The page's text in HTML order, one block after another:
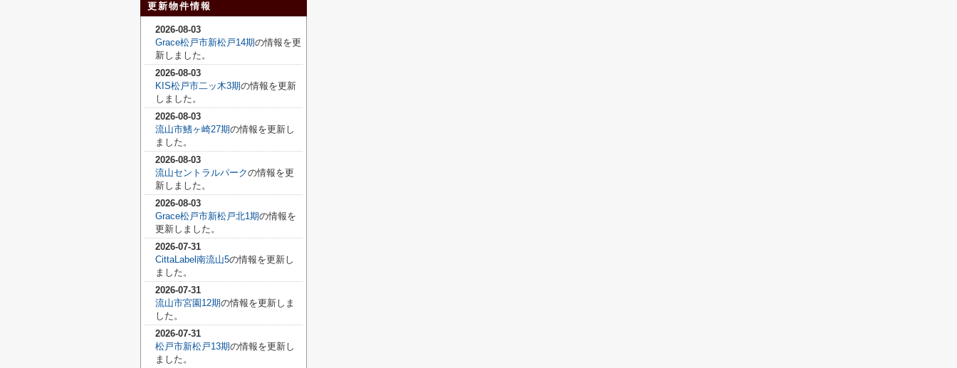
更新物件情報
2026-08-03
Grace松戸市新松戸14期の情報を更
新しました。
2026-08-03
KIS松戸市二ッ木3期の情報を更新
しました。
2026-08-03
流山市鰭ヶ崎27期の情報を更新し
ました。
2026-08-03
流山セントラルパークの情報を更
新しました。
2026-08-03
Grace松戸市新松戸北1期の情報を
更新しました。
2026-07-31
CittaLabel南流山5の情報を更新し
ました。
2026-07-31
流山市宮園12期の情報を更新しま
した。
2026-07-31
松戸市新松戸13期の情報を更新し
ました。